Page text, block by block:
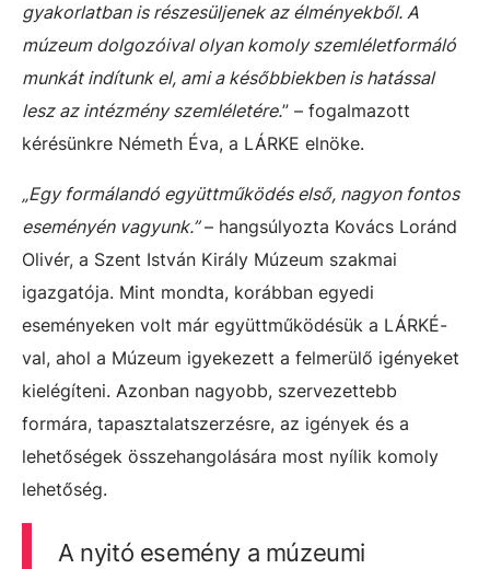
gyakorlatban is részesüljenek az élményekből. A
múzeum dolgozóival olyan komoly szemléletformáló
munkát indítunk el, ami a későbbiekben is hatással
lesz az intézmény szemléletére.” – fogalmazott
kérésünkre Németh Éva, a LÁRKE elnöke.
„Egy formálandó együttműködés első, nagyon fontos
eseményén vagyunk.”– hangsúlyozta Kovács Loránd
Olivér, a Szent István Király Múzeum szakmai
igazgatója. Mint mondta, korábban egyedi
eseményeken volt már együttműködésük a LÁRKÉ-
val, ahol a Múzeum igyekezett a felmerülő igényeket
kielégíteni. Azonban nagyobb, szervezettebb
formára, tapasztalatszerzésre, az igények és a
lehetőségek összehangolására most nyílik komoly
lehetőség.
A nyitó esemény a múzeumi